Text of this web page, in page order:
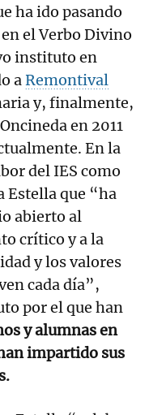
ha ido pasando
el Verbo Divino
instituto en
aRemontival
y, finalmente,
en 2011
En la
del IES como
Estella que “ha
abierto al
crítico y a la
y los valores
cada día”,
por el que han
y alumnas en
impartido sus